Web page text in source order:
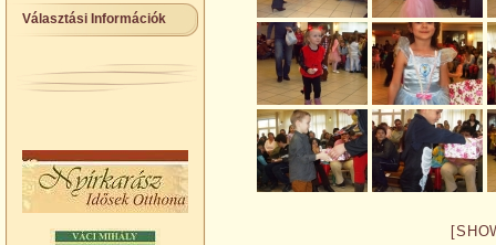
Választási Információk